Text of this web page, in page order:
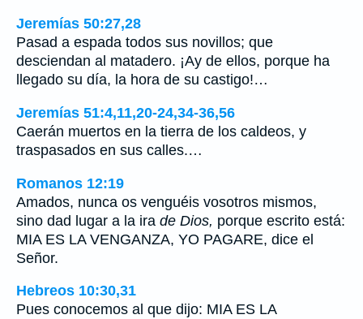
Jeremías 50:27,28
Pasad a espada todos sus novillos; que
desciendan al matadero. ¡Ay de ellos, porque ha
llegado su día, la hora de su castigo!…
Jeremías 51:4,11,20-24,34-36,56
Caerán muertos en la tierra de los caldeos, y
traspasados en sus calles.…
Romanos 12:19
Amados, nunca os venguéis vosotros mismos,
sino dad lugar a la ira de Dios, porque escrito está:
MIA ES LA VENGANZA, YO PAGARE, dice el
Señor.
Hebreos 10:30,31
Pues conocemos al que dijo: MIA ES LA